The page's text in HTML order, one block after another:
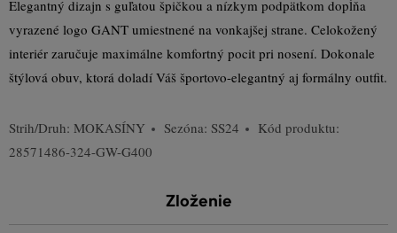
Elegantný dizajn s guľatou špičkou a nízkym podpätkom dopĺňa
vyrazené logo GANT umiestnené na vonkajšej strane. Celokožený
interiér zaručuje maximálne komfortný pocit pri nosení. Dokonale
štýlová obuv, ktorá doladí Váš športovo-elegantný aj formálny outfit.
Strih/Druh: MOKASÍNY Sezóna: SS24
Kód produktu:
28571486-324-GW-G400
Zloženie